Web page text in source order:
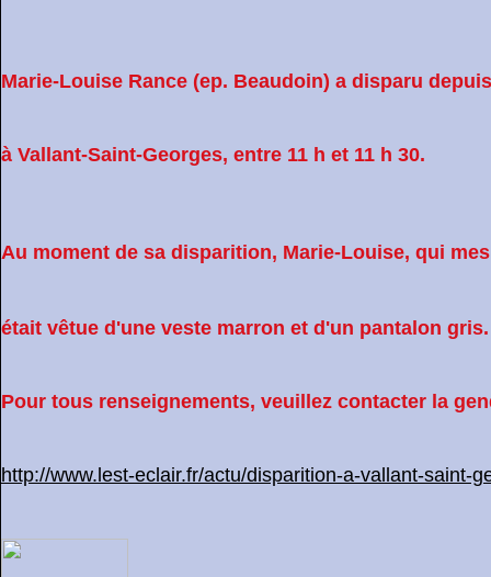
Marie-Louise Rance (ep. Beaudoin) a disparu
à Vallant-Saint-Georges, entre 11 h et 11 h 30.
Au moment de sa disparition, Marie-Louise, qui
était vêtue d'une veste marron et d'un pantalon
Pour tous renseignements, veuillez contacter la
http://www.lest-eclair.fr/actu/disparition-a-vallant-saint-